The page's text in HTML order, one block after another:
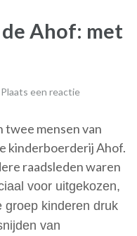
Ahof: met
Plaats een reactie
twee mensen van
kinderboerderij Ahof.
raadsleden waren
voor uitgekozen,
groep kinderen druk
van